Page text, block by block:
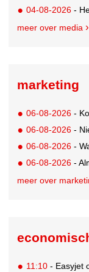
04-08-2026 - Het
meer over media
marketing
06-08-2026 -
06-08-2026 -
06-08-2026 -
06-08-2026 -
meer over
11:10 - Easyjet